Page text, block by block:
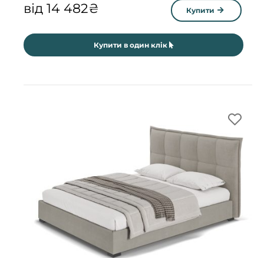
від 14 482₴ Купити
Купити в один клік